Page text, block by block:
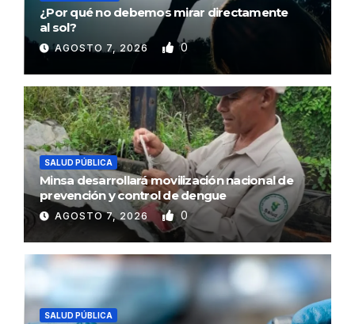
¿Por qué no debemos mirar directamente
al sol?
AGOSTO 7, 2026 0
SALUD PÚBLICA
Minsa desarrollará movilización nacional de
prevención y control de dengue
AGOSTO 7, 2026 0
SALUD PÚBLICA